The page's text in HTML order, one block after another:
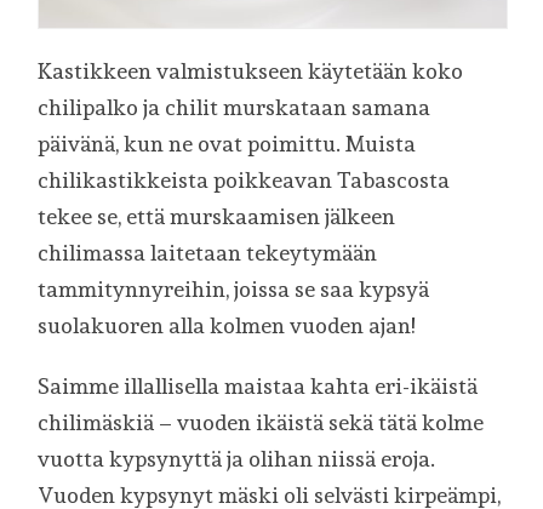
Kastikkeen valmistukseen käytetään koko
chilipalko ja chilit murskataan samana
päivänä, kun ne ovat poimittu. Muista
chilikastikkeista poikkeavan Tabascosta
tekee se, että murskaamisen jälkeen
chilimassa laitetaan tekeytymään
tammitynnyreihin, joissa se saa kypsyä
suolakuoren alla kolmen vuoden ajan!
Saimme illallisella maistaa kahta eri-ikäistä
chilimäskiä – vuoden ikäistä sekä tätä kolme
vuotta kypsynyttä ja olihan niissä eroja.
Vuoden kypsynyt mäski oli selvästi kirpeämpi,